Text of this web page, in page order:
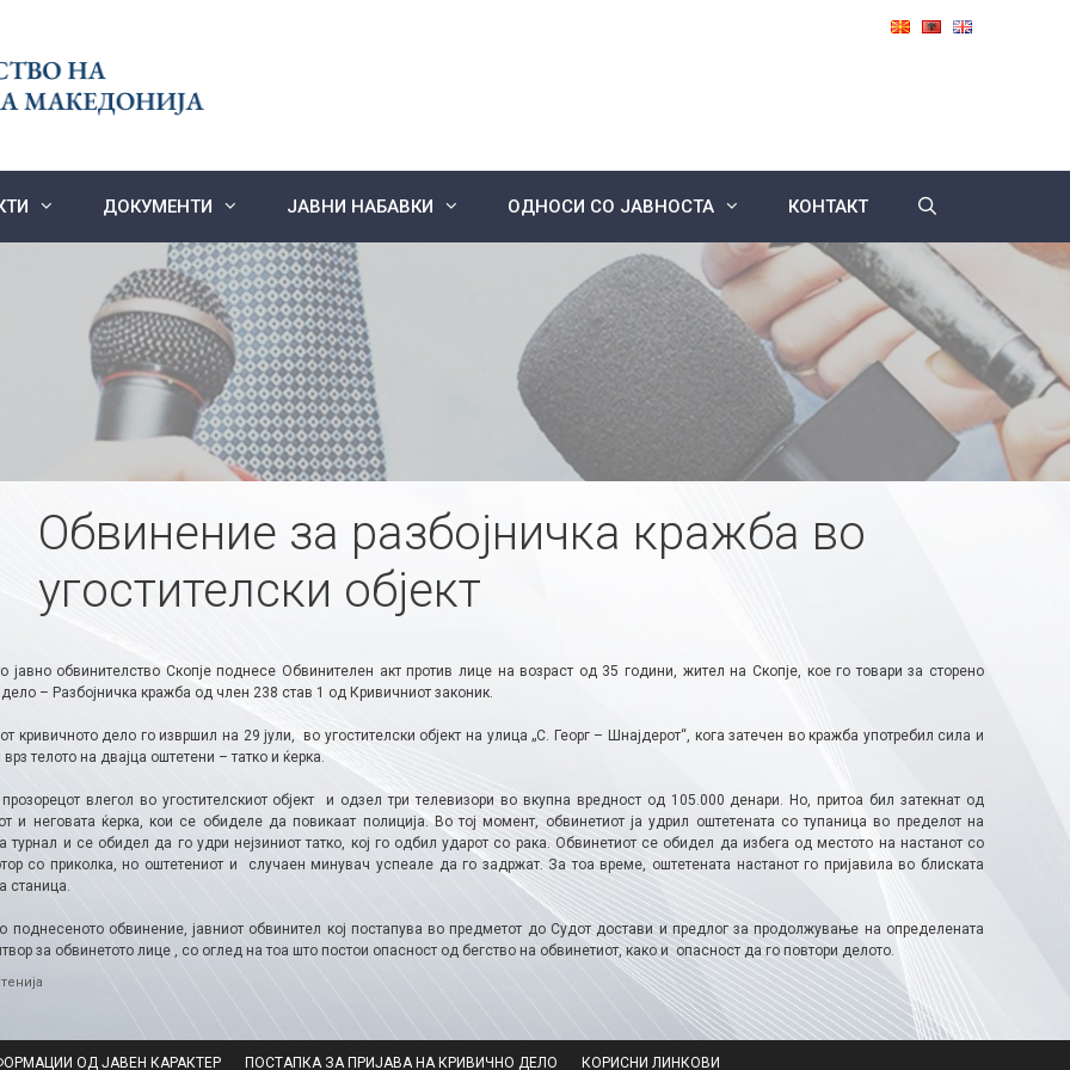
ДОКУМЕНТИ ЈАВНИ НАБАВКИ ОДНОСИ СО ЈАВНОСТА КОНТАКТ
Обвинение за разбојничка кражба во
угостителски објект
јавно обвинителство Скопје поднесе Обвинителен акт против лице на возраст од 35 години, жител на Скопје, коe го товари за сторено
– Разбојничка кражба од член 238 став 1 од Кривичниот законик.
кривичното дело го извршил на 29 јули, во угостителски објект на улица „С. Георг – Шнајдерот“, кога затечен во кражба употребил сила и
телото на двајца оштетени – татко и ќерка.
прозорецот влегол во угостителскиот објект и одзел три телевизори во вкупна вредност од 105.000 денари. Но, притоа бил затекнат од
и неговата ќерка, кои се обиделе да повикаат полиција. Во тој момент, обвинетиот ја удрил оштетената со тупаница во пределот на
турнал и се обидел да го удри нејзиниот татко, кој го одбил ударот со рака. Обвинетиот се обидел да избега од местото на настанот со
со приколка, но оштетениот и случаен минувач успеале да го задржат. За тоа време, оштетената настанот го пријавила во блиската
станица.
поднесеното обвинение, јавниот обвинител кој постапува во предметот до Судот достави и предлог за продолжување на определената
за обвинетото лице , со оглед на тоа што постои опасност од бегство на обвинетиот, како и опасност да го повтори делото.
ОД ЈАВЕН КАРАКТЕР ПОСТАПКА ЗА ПРИЈАВА НА КРИВИЧНО ДЕЛО КОРИСНИ ЛИНКОВИ